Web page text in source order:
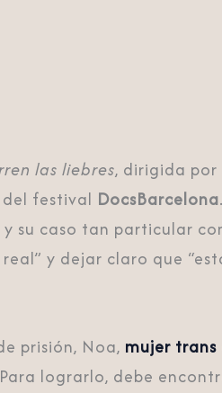
las liebres, dirigida
del festival DocsBarcelona
su caso tan particular
y dejar claro que
prisión, Noa, mujer trans
lograrlo, debe